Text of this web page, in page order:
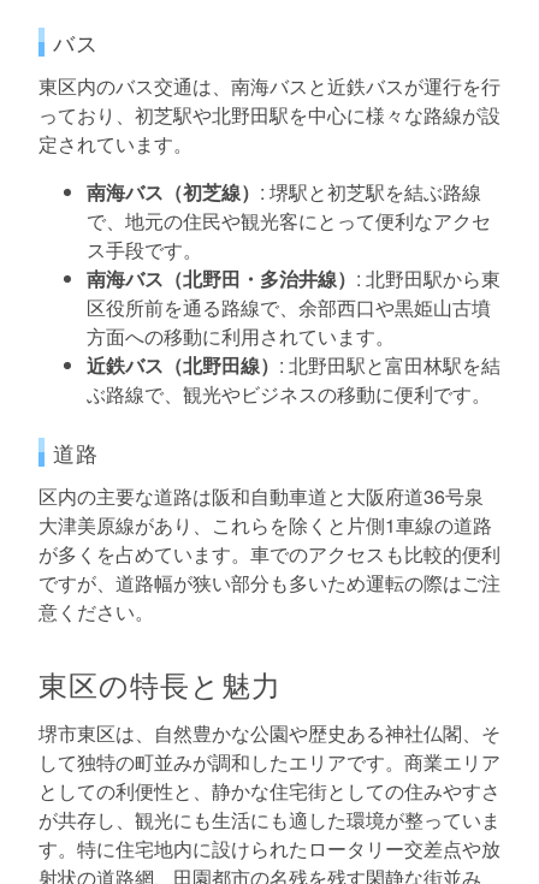
バス
東区内のバス交通は、南海バスと近鉄バスが運行を行
っており、初芝駅や北野田駅を中心に様々な路線が設
定されています。
南海バス（初芝線） : 堺駅と初芝駅を結ぶ路線
で、地元の住民や観光客にとって便利なアクセ
ス手段です。
南海バス（北野田・多治井線） : 北野田駅から東
区役所前を通る路線で、余部西口や黒姫山古墳
方面への移動に利用されています。
近鉄バス（北野田線） : 北野田駅と富田林駅を結
ぶ路線で、観光やビジネスの移動に便利です。
道路
区内の主要な道路は阪和自動車道と大阪府道36号泉
大津美原線があり、これらを除くと片側1車線の道路
が多くを占めています。車でのアクセスも比較的便利
ですが、道路幅が狭い部分も多いため運転の際はご注
意ください。
東区の特長と魅力
堺市東区は、自然豊かな公園や歴史ある神社仏閣、そ
して独特の町並みが調和したエリアです。商業エリア
としての利便性と、静かな住宅街としての住みやすさ
が共存し、観光にも生活にも適した環境が整っていま
す。特に住宅地内に設けられたロータリー交差点や放
射状の道路網、田園都市の名残を残す閑静な街並み